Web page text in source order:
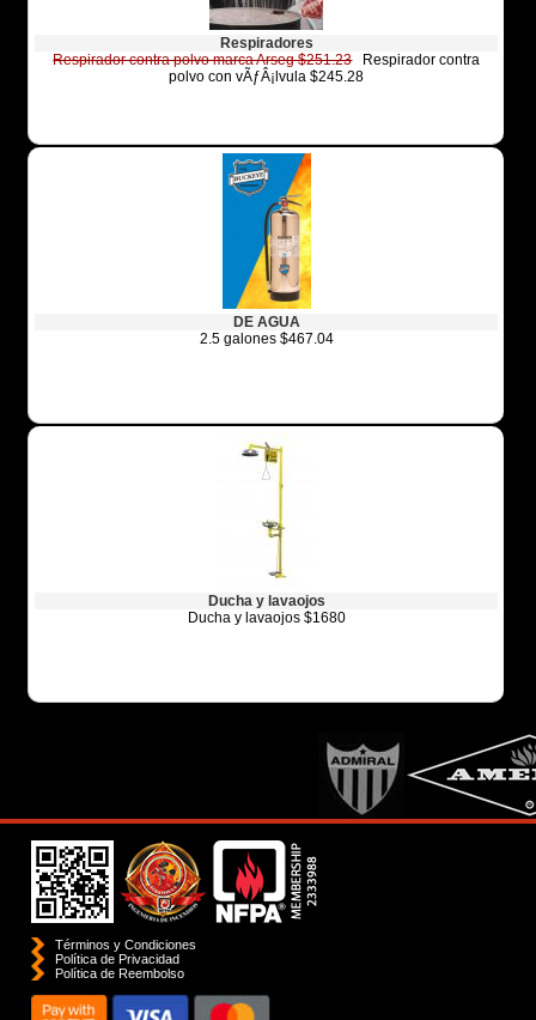
Respiradores
Respirador contra polvo marca Arseg $251.23Respirador contra
polvo con vÃƒÂ¡lvula $245.28
DE AGUA
2.5 galones $467.04
Ducha y lavaojos
Ducha y lavaojos $1680
Términos y Condiciones
Política de Privacidad
Polí­tica de Reembolso